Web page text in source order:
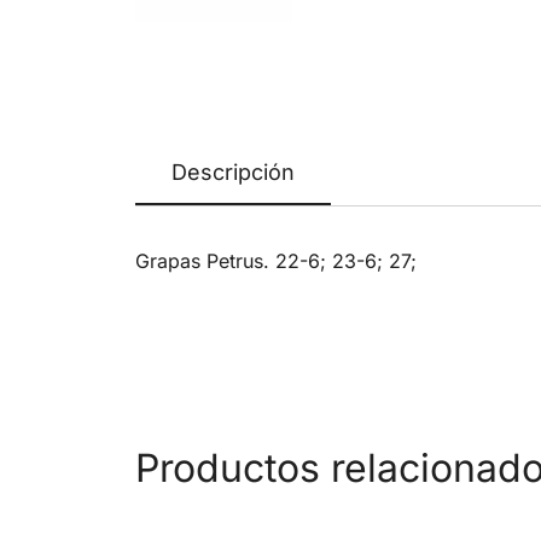
Descripción
Grapas Petrus. 22-6; 23-6; 27;
Productos